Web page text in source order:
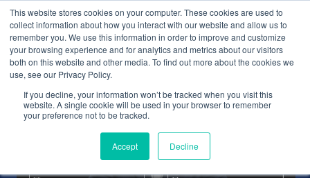
This website stores cookies on your computer. These cookies are used to
collect information about how you interact with our website and allow us to
remember you. We use this information in order to improve and customize
your browsing experience and for analytics and metrics about our visitors
both on this website and other media. To find out more about the cookies we
use, see our Privacy Policy.
If you decline, your information won’t be tracked when you visit this
website. A single cookie will be used in your browser to remember
your preference not to be tracked.
Accept Decline
WEALTH MANAGEMENT CDI MEMBRESÍA
NOTICIAS →ÓRDENES DE STOP-LOSS EN EL TRADING
EDUCACIÓN FINANCIERA
Órdenes de Stop-Loss en el Trading
CDI Club de Inversores·29 de febrero de 2024